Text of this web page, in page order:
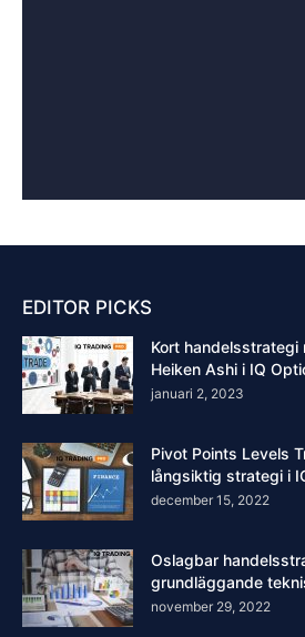
EDITOR PICKS
Kort
Heiken Ashi i IQ
januari 2, 2023
Pivot Points Levels
långsiktig strategi i
december 15, 2022
Oslagbar
grundläggande
november 29, 2022